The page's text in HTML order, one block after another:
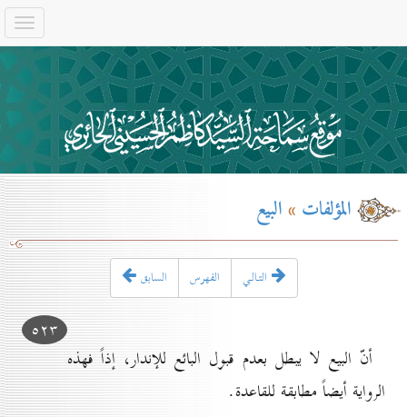
المؤلفات»البيع
السابق الفهرس التـالـي
٥۲۳
أنّ البيع لا يبطل بعدم قبول البائع للإندار، إذاً فهذه
الرواية أيضاً مطابقة للقاعدة.